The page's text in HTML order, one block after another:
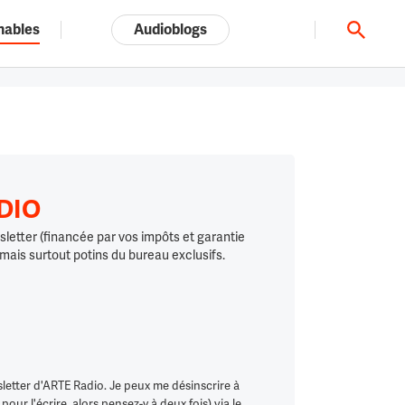
Tout l'univers ARTE.tv
Audioblogs
(financée par vos impôts et garantie
surtout potins du bureau exclusifs.
d'ARTE Radio. Je peux me désinscrire à